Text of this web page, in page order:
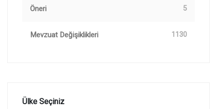
Öneri 5
Mevzuat Değişiklikleri 1130
Ülke Seçiniz